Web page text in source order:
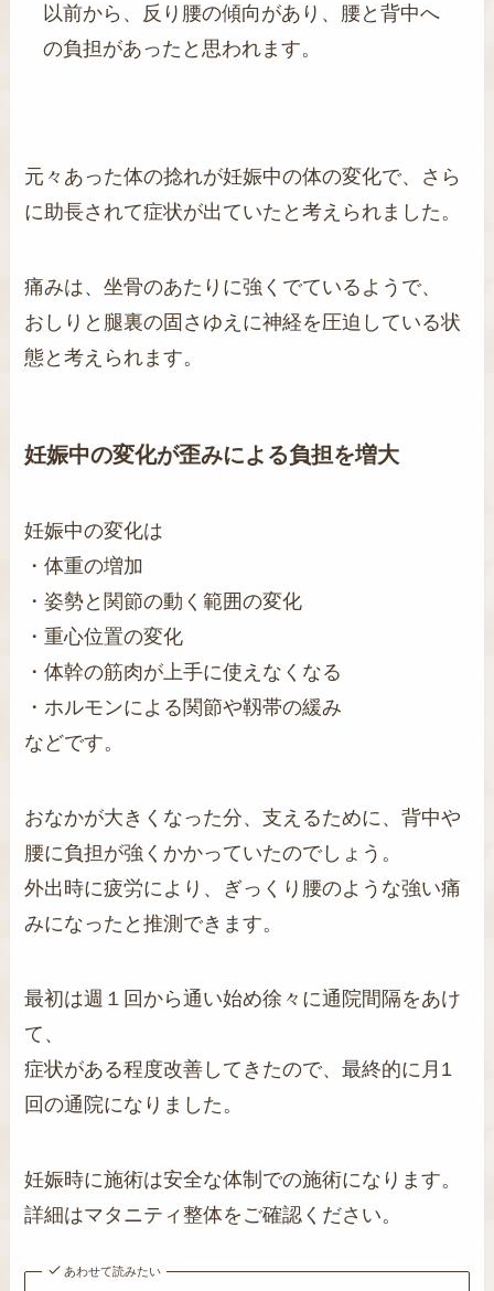
以前から、反り腰の傾向があり、腰と背中へ
の負担があったと思われます。
元々あった体の捻れが妊娠中の体の変化で、さら
に助長されて症状が出ていたと考えられました。
痛みは、坐骨のあたりに強くでているようで、
おしりと腿裏の固さゆえに神経を圧迫している状
態と考えられます。
妊娠中の変化が歪みによる負担を増大
妊娠中の変化は
・体重の増加
・姿勢と関節の動く範囲の変化
・重心位置の変化
・体幹の筋肉が上手に使えなくなる
・ホルモンによる関節や靱帯の緩み
などです。
おなかが大きくなった分、支えるために、背中や
腰に負担が強くかかっていたのでしょう。
外出時に疲労により、ぎっくり腰のような強い痛
みになったと推測できます。
最初は週１回から通い始め徐々に通院間隔をあけ
て、
症状がある程度改善してきたので、最終的に月1
回の通院になりました。
妊娠時に施術は安全な体制での施術になります。
詳細はマタニティ整体をご確認ください。
あわせて読みたい